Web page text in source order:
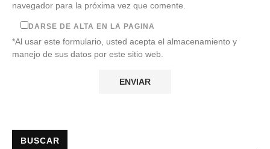
navegador para la próxima vez que comente.
DARSE DE ALTA EN LA PAGINA
*Al usar este formulario, usted acepta el almacenamiento y
manejo de sus datos por este sitio web.
BUSCAR